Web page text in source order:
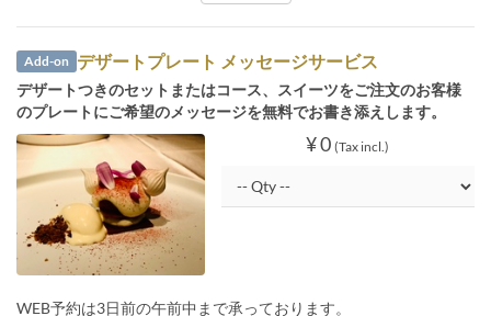
Add-on デザートプレート メッセージサービス
デザートつきのセットまたはコース、スイーツをご注文のお客様
のプレートにご希望のメッセージを無料でお書き添えします。
¥ 0 (Tax incl.)
WEB予約は3日前の午前中まで承っております。